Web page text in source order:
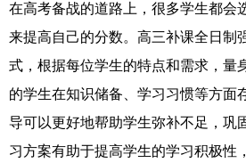
在高考备战的道路上，很多学生都会
来提高自己的分数。高三补课全日制
式，根据每位学生的特点和需求，量
的学生在知识储备、学习习惯等方面
导可以更好地帮助学生弥补不足，巩
习方案有助于提高学生的学习积极性